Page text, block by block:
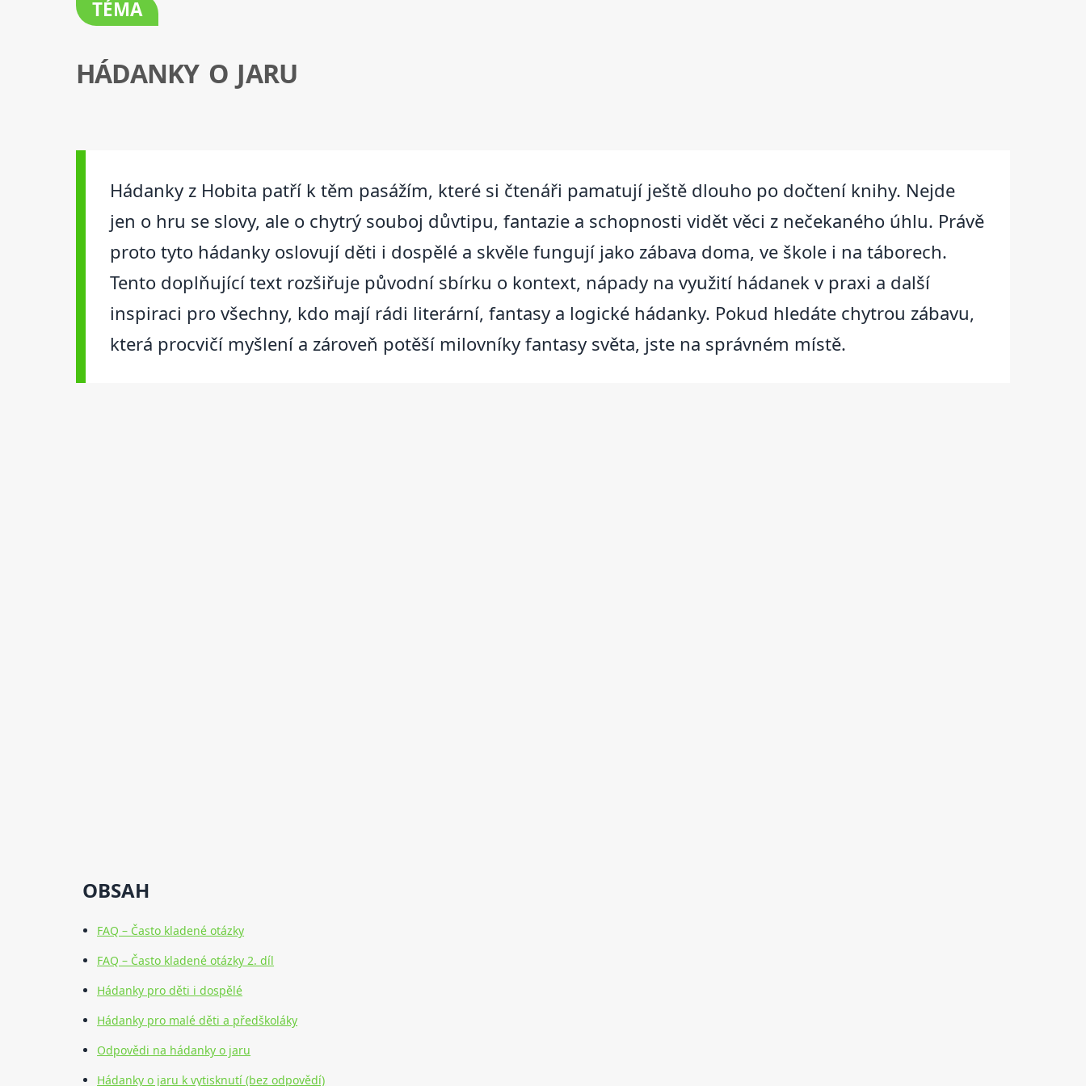
TÉMA
HÁDANKY O JARU
Hádanky z Hobita patří k těm pasážím, které si čtenáři pamatují ještě dlouho po dočtení knihy. Nejde
jen o hru se slovy, ale o chytrý souboj důvtipu, fantazie a schopnosti vidět věci z nečekaného úhlu. Právě
proto tyto hádanky oslovují děti i dospělé a skvěle fungují jako zábava doma, ve škole i na táborech.
Tento doplňující text rozšiřuje původní sbírku o kontext, nápady na využití hádanek v praxi a další
inspiraci pro všechny, kdo mají rádi literární, fantasy a logické hádanky. Pokud hledáte chytrou zábavu,
která procvičí myšlení a zároveň potěší milovníky fantasy světa, jste na správném místě.
OBSAH
FAQ – Často kladené otázky
FAQ – Často kladené otázky 2. díl
Hádanky pro děti i dospělé
Hádanky pro malé děti a předškoláky
Odpovědi na hádanky o jaru
Hádanky o jaru k vytisknutí (bez odpovědí)